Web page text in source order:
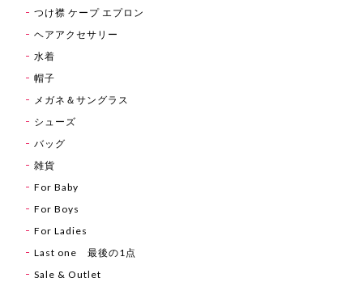
つけ襟 ケープ エプロン
ヘアアクセサリー
水着
帽子
メガネ＆サングラス
シューズ
バッグ
雑貨
For Baby
For Boys
For Ladies
Last one 最後の1点
Sale & Outlet